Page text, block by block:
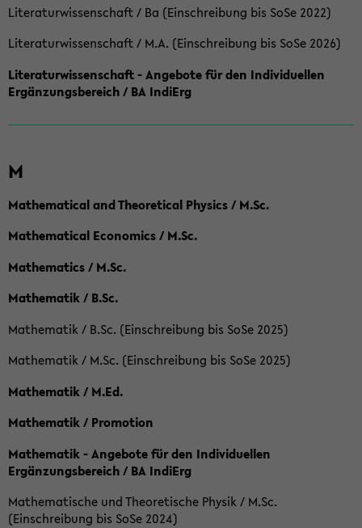
Literaturwissenschaft / Ba (Einschreibung bis SoSe 2022)
Literaturwissenschaft / M.A. (Einschreibung bis SoSe 2026)
Literaturwissenschaft - Angebote für den Individuellen
Ergänzungsbereich / BA IndiErg
M
Mathematical and Theoretical Physics / M.Sc.
Mathematical Economics / M.Sc.
Mathematics / M.Sc.
Mathematik / B.Sc.
Mathematik / B.Sc. (Einschreibung bis SoSe 2025)
Mathematik / M.Sc. (Einschreibung bis SoSe 2025)
Mathematik / M.Ed.
Mathematik / Promotion
Mathematik - Angebote für den Individuellen
Ergänzungsbereich / BA IndiErg
Mathematische und Theoretische Physik / M.Sc.
(Einschreibung bis SoSe 2024)